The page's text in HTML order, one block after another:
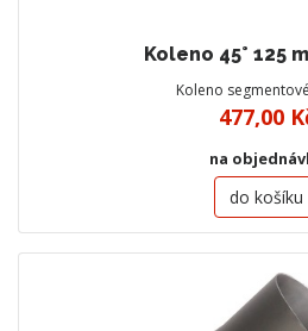
Koleno 45° 125
Koleno
477,00
na
do košíku